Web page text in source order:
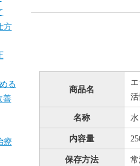
商品名
名称 水
内容量
保存方法